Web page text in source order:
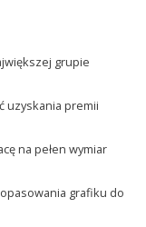
grupie
uzyskania premii
na pełen wymiar
grafiku do